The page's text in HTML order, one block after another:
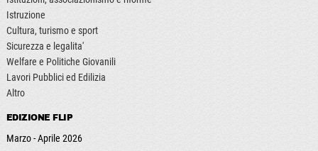
Istruzione
Cultura, turismo e sport
Sicurezza e legalita'
Welfare e Politiche Giovanili
Lavori Pubblici ed Edilizia
Altro
EDIZIONE FLIP
Marzo - Aprile 2026